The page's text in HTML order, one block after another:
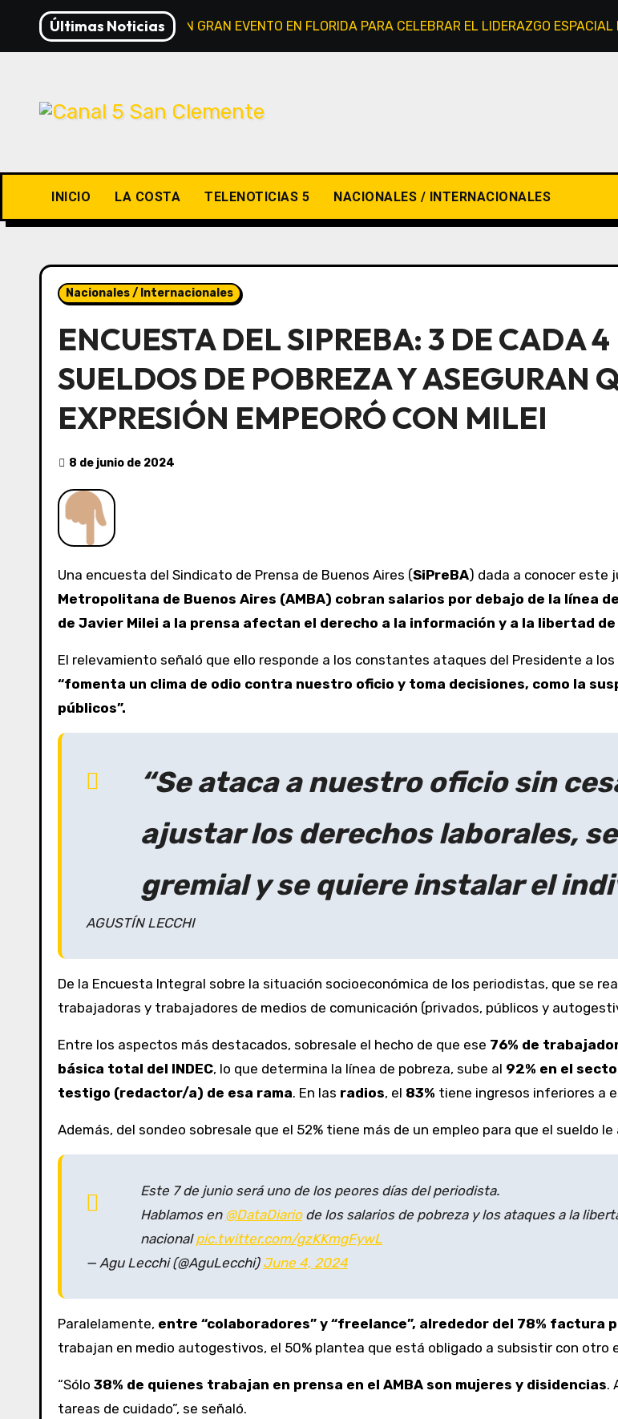
contenido
Últimas Noticias
LA NASA ALISTA UN GRAN EVENTO EN FLORIDA PARA CELEBRAR EL LIDERAZGO ESPACIAL
INICIO LA COSTA TELENOTICIAS 5 NACIONALES / INTERNACIONALES
Nacionales / Internacionales
ENCUESTA DEL SIPREBA: 3 DE CADA
SUELDOS DE POBREZA Y ASEGURAN
EXPRESIÓN EMPEORÓ CON MILEI
8 de junio de 2024
Una encuesta del Sindicato de Prensa de Buenos Aires (SiPreBA) dada a conocer este
Metropolitana de Buenos Aires (AMBA) cobran salarios por debajo de la línea
de Javier Milei a la prensa afectan el derecho a la información y a la libertad
El relevamiento señaló que ello responde a los constantes ataques del Presidente a
“fomenta un clima de odio contra nuestro oficio y toma decisiones, como la
públicos”.
“Se ataca a nuestro oficio sin
ajustar los derechos laborales,
gremial y se quiere instalar el
AGUSTÍN LECCHI
De la Encuesta Integral sobre la situación socioeconómica de los periodistas, que se
trabajadoras y trabajadores de medios de comunicación (privados, públicos y
Entre los aspectos más destacados, sobresale el hecho de que ese 76% de
básica total del INDEC, lo que determina la línea de pobreza, sube al 92% en el
testigo (redactor/a) de esa rama. En las radios, el 83% tiene ingresos inferiores a
Además, del sondeo sobresale que el 52% tiene más de un empleo para que el sueldo
Este 7 de junio será uno de los peores días del periodista.
Hablamos en @DataDiariode los salarios de pobreza y los ataques a la
nacionalpic.twitter.com/gzKKmgFywL
— Agu Lecchi (@AguLecchi) June 4, 2024
Paralelamente, entre “colaboradores” y “freelance”, alrededor del 78% factura
trabajan en medio autogestivos, el 50% plantea que está obligado a subsistir con otro
“Sólo 38% de quienes trabajan en prensa en el AMBA son mujeres y disidencias.
tareas de cuidado”, se señaló.